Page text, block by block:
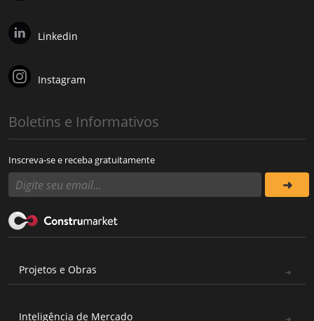
Linkedin
Instagram
Boletins e Informativos
Inscreva-se e receba gratuitamente
Projetos e Obras
Inteligência de Mercado